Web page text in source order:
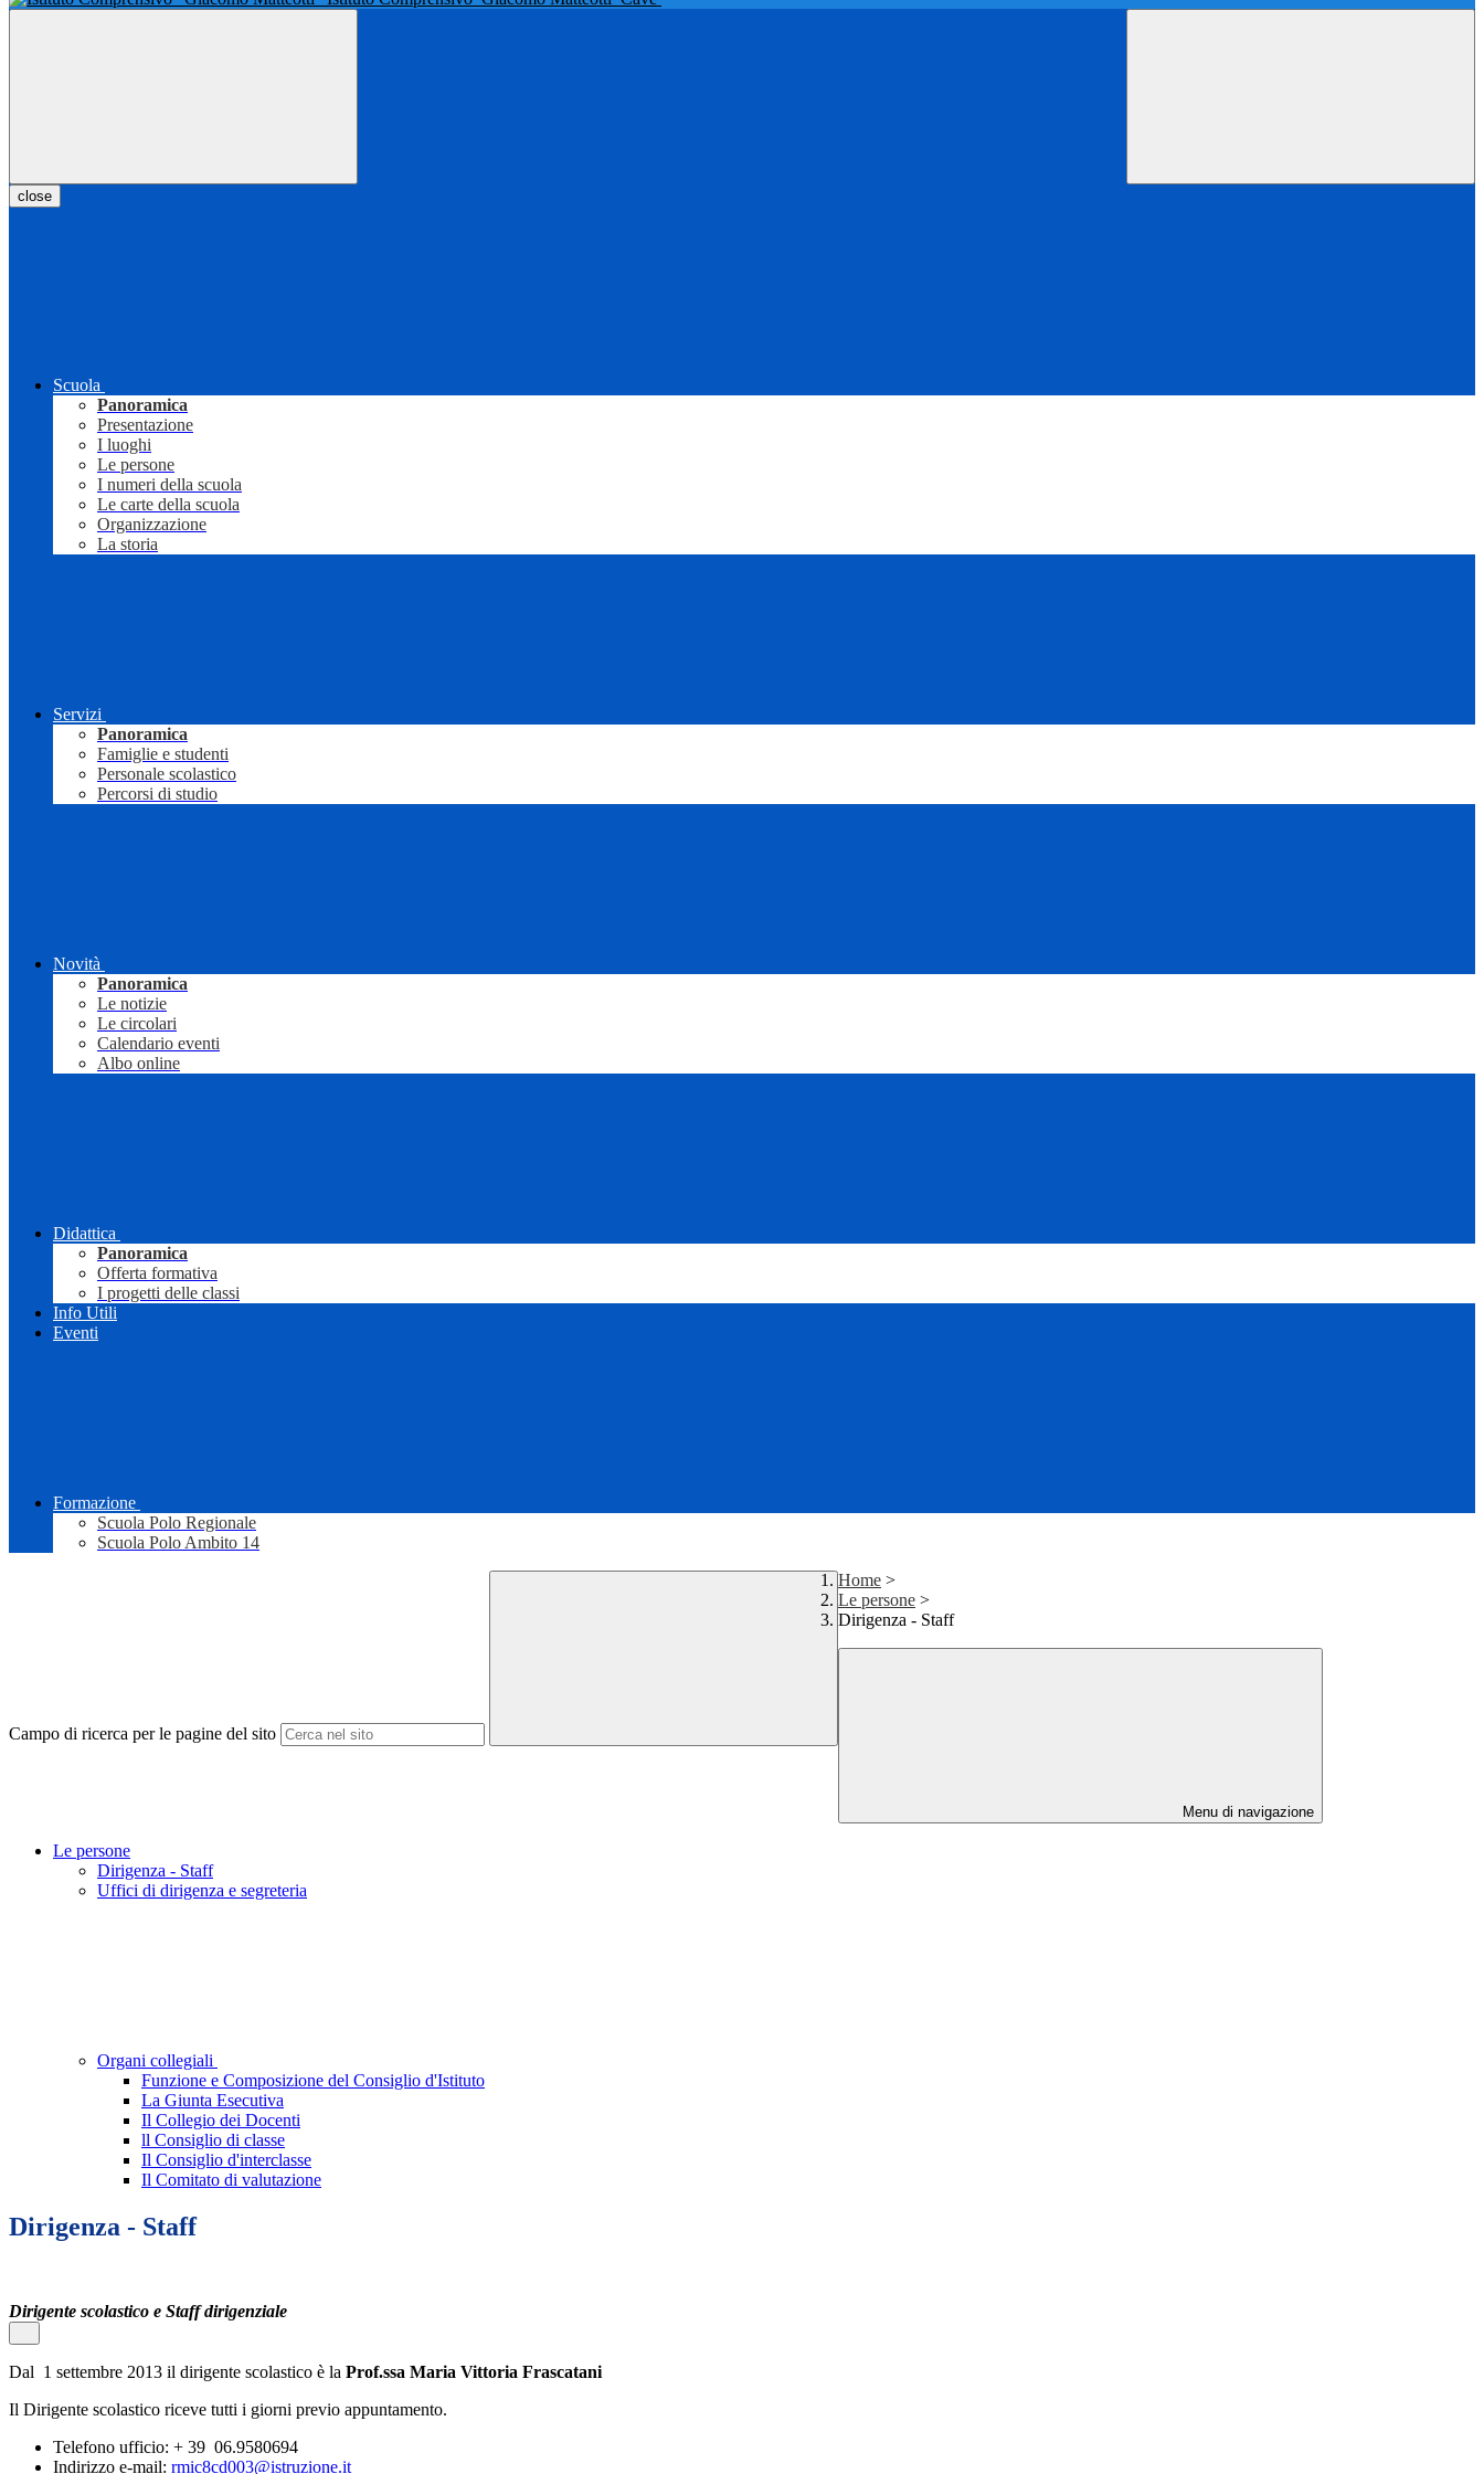
close
Scuola
Panoramica
Presentazione
I luoghi
Le persone
I numeri della scuola
Le carte della scuola
Organizzazione
La storia
Servizi
Panoramica
Famiglie e studenti
Personale scolastico
Percorsi di studio
Novità
Panoramica
Le notizie
Le circolari
Calendario eventi
Albo online
Didattica
Panoramica
Offerta formativa
I progetti delle classi
Info Utili
Eventi
Formazione
Scuola Polo Regionale
Scuola Polo Ambito 14
Campo di ricerca per le pagine del sito
Home >
Le persone >
Dirigenza - Staff
Menu di navigazione
Le persone
Dirigenza - Staff
Uffici di dirigenza e segreteria
Organi collegiali
Funzione e Composizione del Consiglio d'Istituto
La Giunta Esecutiva
Il Collegio dei Docenti
ll Consiglio di classe
Il Consiglio d'interclasse
Il Comitato di valutazione
Dirigenza - Staff
Dirigente scolastico e Staff dirigenziale
Dal 1 settembre 2013 il dirigente scolastico è la Prof.ssa Maria Vittoria Frascatani
Il Dirigente scolastico riceve tutti i giorni previo appuntamento.
Telefono ufficio: + 39 06.9580694
Indirizzo e-mail: rmic8cd003@istruzione.it